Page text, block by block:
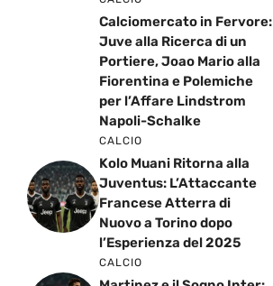
Calciomercato in Fervore:
Juve alla Ricerca di un
Portiere, Joao Mario alla
Fiorentina e Polemiche
per l’Affare Lindstrom
Napoli-Schalke
CALCIO
Kolo Muani Ritorna alla
Juventus: L’Attaccante
Francese Atterra di
Nuovo a Torino dopo
l’Esperienza del 2025
CALCIO